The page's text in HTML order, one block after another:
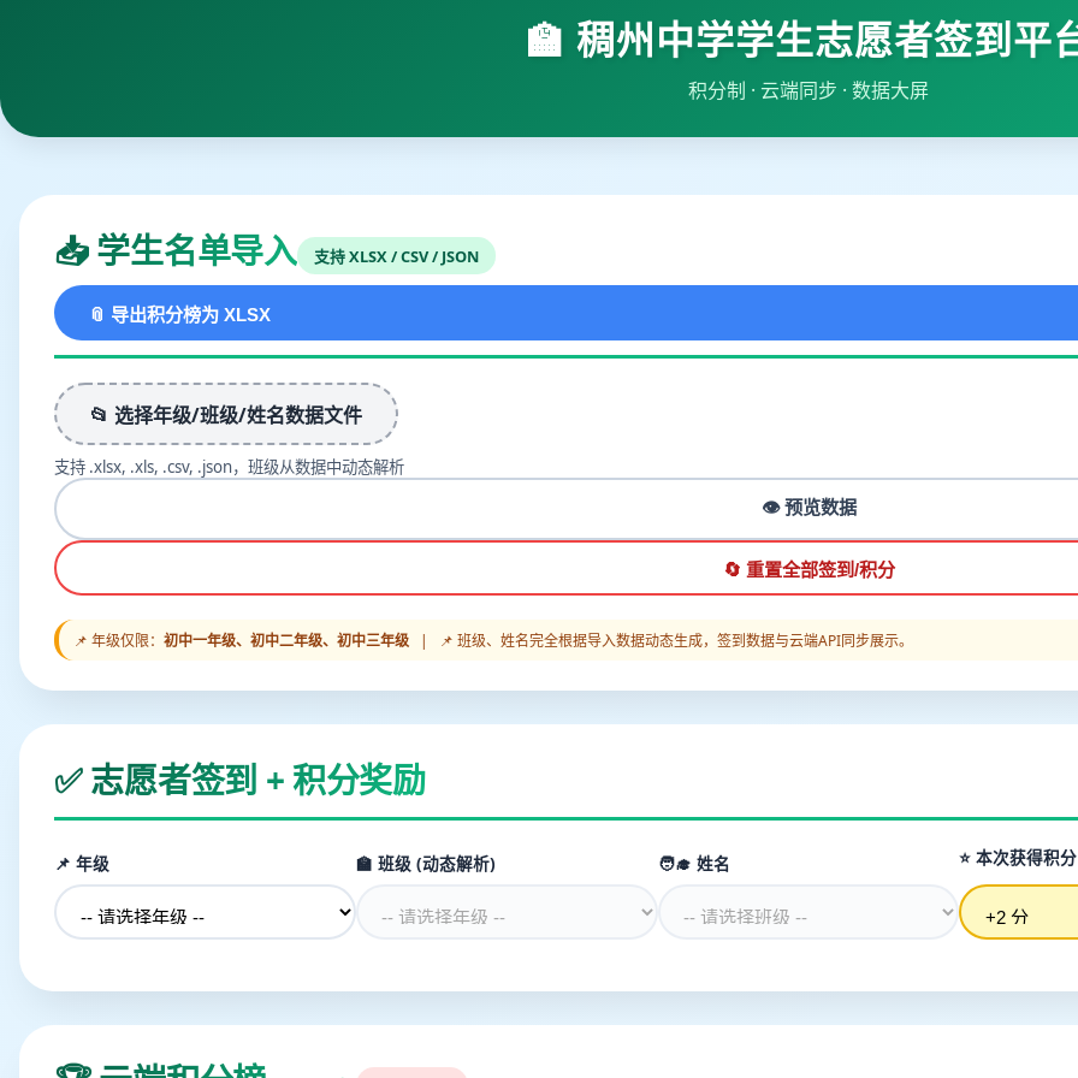
🏫 稠州中学学生志愿者签到平
积分制 · 云端同步 · 数据大屏
📥 学生名单导入 支持 XLSX / CSV / JSON
📎 导出积分榜为 XLSX
📂 选择年级/班级/姓名数据文件
支持 .xlsx, .xls, .csv, .json，班级从数据中动态解析
👁️ 预览数据
🔄 重置全部签到/积分
📌 年级仅限： 初中一年级、初中二年级、初中三年级 | 📌 班级、姓名完全根据导入数据动态生成，签到数据与云端API同步展示。
✅ 志愿者签到 + 积分奖励
📌 年级 🏫 班级 (动态解析) 🧑‍🎓 姓名 ⭐ 本次获得积